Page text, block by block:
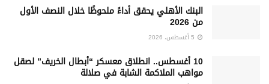
البنك الأهلي يحقق أداءً ملحوظًا خلال النصف الأول
من 2026
10 أغسطس.. انطلاق معسكر “أبطال الخريف” لصقل
مواهب الملاكمة الشابة في صلالة